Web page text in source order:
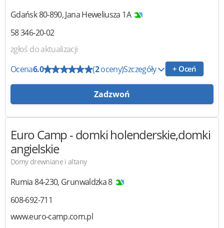
Gdańsk80-890,Jana Heweliusza 1A
58 346-20-02
zgłoś do aktualizacji
Ocena6.0 (2oceny)Szczegóły + Oceń
Zadzwoń
Euro Camp- domki holenderskie,domki
angielskie
Domy drewniane i altany
Rumia84-230, Grunwaldzka 8
608-692-711
www.euro-camp.com.pl